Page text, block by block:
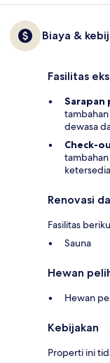
Biaya &
Fasilitas
Sarapan
dewasa
Check-
Renovasi
Fasilitas
Sauna
Hewan
Hewan
Kebijakan
Properti ini